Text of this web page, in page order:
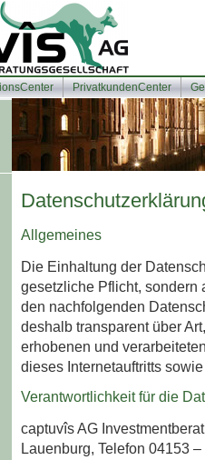
PrivatkundenCenter
Allgemeines
Die Einhaltung der
gesetzliche Pflicht, sondern
den nachfolgenden
deshalb transparent über
erhobenen und
dieses Internetauftritts
Verantwortlichkeit für die
captuvîs AG
Lauenburg, Telefon 04153